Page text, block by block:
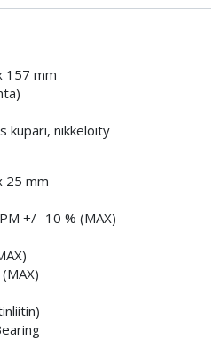
157 mm
kupari, nikkelöity
25 mm
+/- 10 % (MAX)